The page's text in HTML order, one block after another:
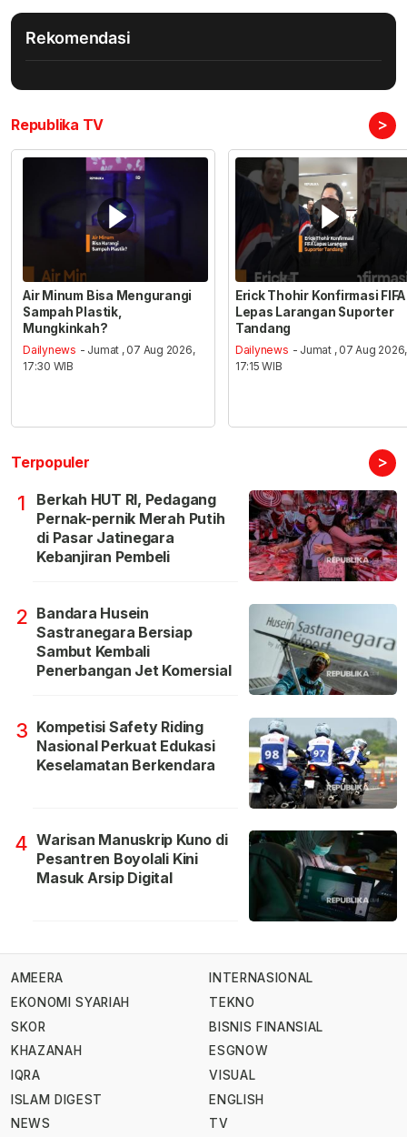
Rekomendasi
Republika TV >
Air Minum Bisa Mengurangi
Sampah Plastik,
Mungkinkah?
Dailynews - Jumat , 07 Aug 2026,
17:30 WIB
Erick Thohir Konfirmasi FIFA
Lepas Larangan Suporter
Tandang
Dailynews - Jumat , 07 Aug 2026,
17:15 WIB
Terpopuler >
1
Berkah HUT RI, Pedagang
Pernak-pernik Merah Putih
di Pasar Jatinegara
Kebanjiran Pembeli
2 Bandara Husein
Sastranegara Bersiap
Sambut Kembali
Penerbangan Jet Komersial
3 Kompetisi Safety Riding
Nasional Perkuat Edukasi
Keselamatan Berkendara
4 Warisan Manuskrip Kuno di
Pesantren Boyolali Kini
Masuk Arsip Digital
AMEERA
EKONOMI SYARIAH
SKOR
KHAZANAH
IQRA
ISLAM DIGEST
NEWS
INTERNASIONAL
TEKNO
BISNIS FINANSIAL
ESGNOW
VISUAL
ENGLISH
TV